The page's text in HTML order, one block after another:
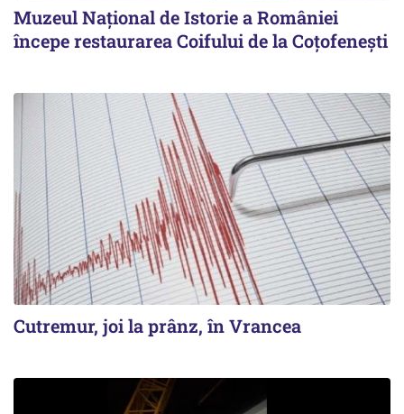
Muzeul Național de Istorie a României
începe restaurarea Coifului de la Coțofenești
Cutremur, joi la prânz, în Vrancea